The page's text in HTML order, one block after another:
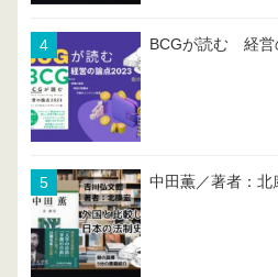
BCGが読む 経営
中田薫／著者：北